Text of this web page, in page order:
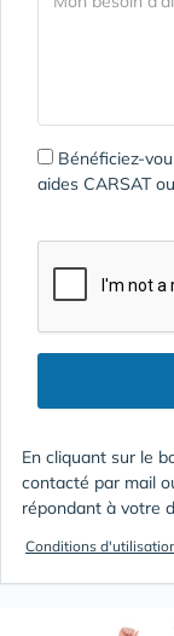
Bénéficiez-
aides CARSAT
En cliquant sur le
contacté par mail
répondant à votre
Conditions